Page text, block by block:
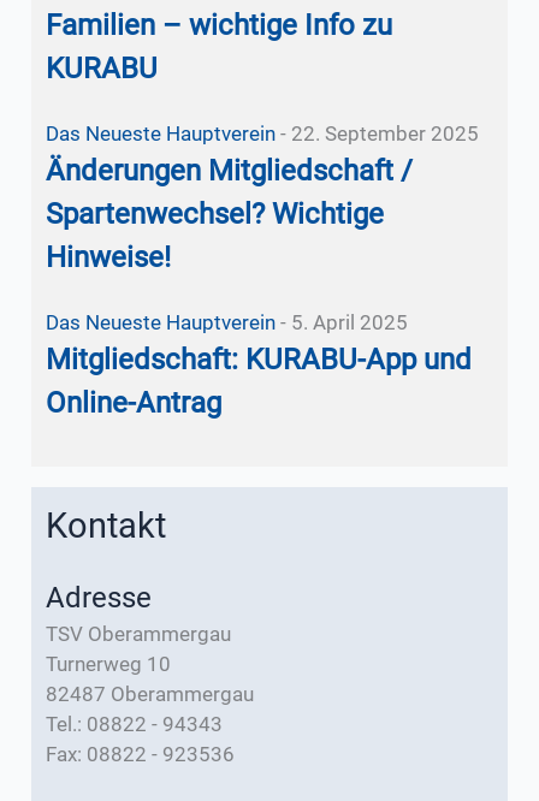
Familien – wichtige Info zu
KURABU
Das Neueste Hauptverein- 22. September 2025
Änderungen Mitgliedschaft /
Spartenwechsel? Wichtige
Hinweise!
Das Neueste Hauptverein- 5. April 2025
Mitgliedschaft: KURABU-App und
Online-Antrag
Kontakt
Adresse
TSV Oberammergau
Turnerweg 10
82487 Oberammergau
Tel.: 08822 - 94343
Fax: 08822 - 923536